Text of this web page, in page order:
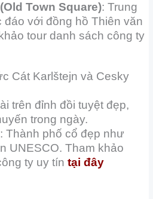
Town Square): Trung
đáo với đồng hồ Thiên văn
tour danh sách công ty
Cát Karlštejn và Cesky
trên đỉnh đồi tuyệt đẹp,
trong ngày.
: Thành phố cổ đẹp như
UNESCO. Tham khảo
ty uy tín tại đây